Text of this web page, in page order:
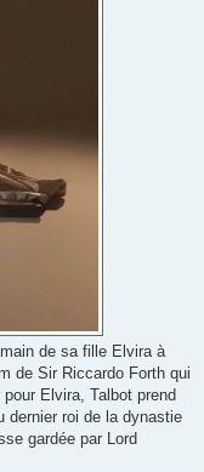
de sa fille Elvira à
de Sir Riccardo Forth qui
Elvira, Talbot prend
dernier roi de la dynastie
gardée par Lord